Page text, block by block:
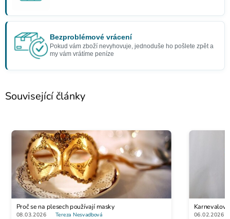
Bezproblémové vrácení
Pokud vám zboží nevyhovuje, jednoduše ho pošlete zpět a
my vám vrátíme peníze
Související články
Proč se na plesech používají masky
08.03.2026 Tereza Nesvadbová 06.02.2026